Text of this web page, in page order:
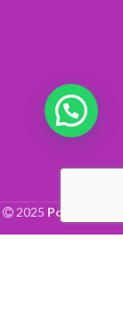
2025 Powered by